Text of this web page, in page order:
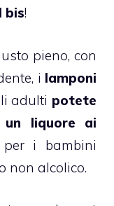
bis!
pieno, con
, i lamponi
adulti potete
liquore ai
i bambini
non alcolico.